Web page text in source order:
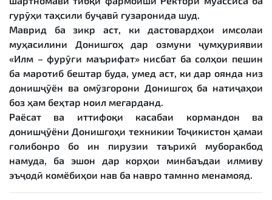
гурӯҳи таҳсили буҷавӣ гузаронида шуд.
Маврид ба зикр аст, ки дастовардҳои имсолаи
муҳасилини Донишгоҳ дар озмуни ҷумҳуриявии
«Илм – фурӯғи маърифат» нисбат ба солҳои пешин
ба маротиб бештар буда, умед аст, ки дар оянда низ
донишҷӯён ва омӯзгорони Донишгоҳ ба натиҷаҳои
боз ҳам беҳтар ноил мегарданд.
Раёсат ва иттифоқи касабаи кормандон ва
донишҷӯёни Донишгоҳи техникии Тоҷикистон ҳамаи
ғолибонро бо ин пирузии таърихӣ муборакбод
намуда, ба эшон дар корҳои минбаъдаи илмиву
эъҷодӣ комёбиҳои нав ба навро тамнно менамояд.